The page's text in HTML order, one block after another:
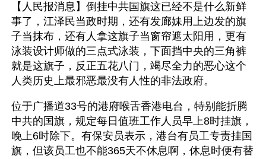
【人民报消息】倒挂中共国旗这已经不是什么新鲜
事了，江泽民当政时期，还有发廊妹用上边发的旗
子当抹布，还有人拿这旗子当窗帘遮太阳用，更有
泳装设计师做的三点式泳装，下面挡中央的三角裤
就是这旗子，反正五花八门，竭尽全力的恶心这个
人类历史上最邪恶最没有人性的非法政府。
位于广播道33号的港府喉舌香港电台，特别能折腾
中共的国旗，规定每日值班工作人员早上8时挂旗，
晚上6时除下。有保安员表示，港台有员工专责挂国
旗，但该员工也不能365天不休息啊，休息时便有替